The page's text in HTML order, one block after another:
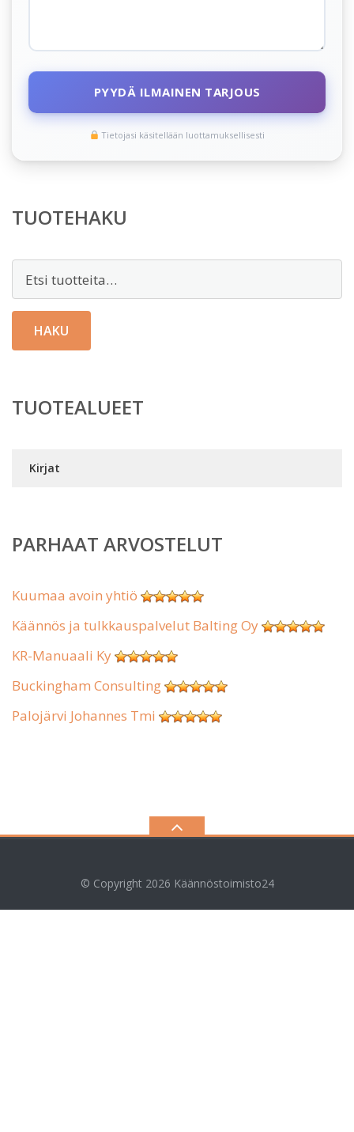
PYYDÄ ILMAINEN TARJOUS
Tietojasi käsitellään luottamuksellisesti
TUOTEHAKU
HAKU
TUOTEALUEET
Kirjat
PARHAAT ARVOSTELUT
Kuumaa avoin yhtiö
Käännös ja tulkkauspalvelut Balting Oy
KR-Manuaali Ky
Buckingham Consulting
Palojärvi Johannes Tmi
© Copyright 2026 Käännöstoimisto24